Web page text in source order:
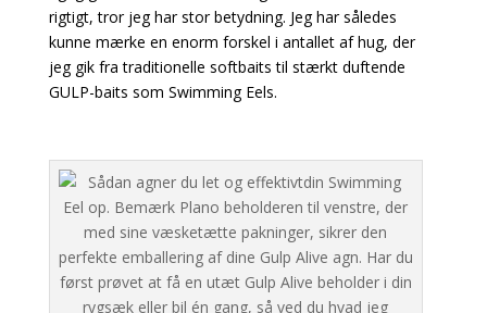
rigtigt, tror jeg har stor betydning. Jeg har således
kunne mærke en enorm forskel i antallet af hug, der
jeg gik fra traditionelle softbaits til stærkt duftende
GULP-baits som Swimming Eels.